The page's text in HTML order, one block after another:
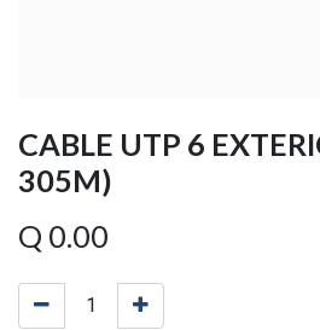
CABLE UTP 6
305M)
Q 0.00